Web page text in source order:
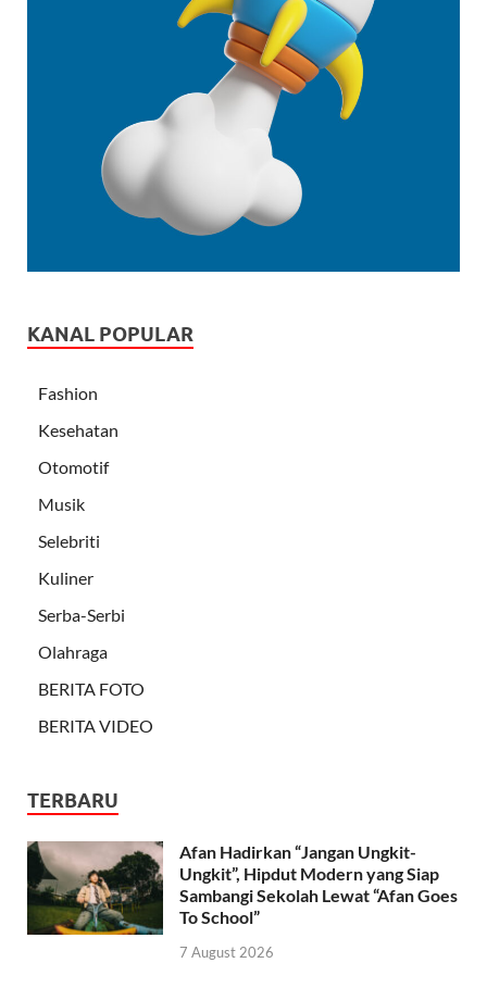
KANAL POPULAR
Fashion
Kesehatan
Otomotif
Musik
Selebriti
Kuliner
Serba-Serbi
Olahraga
BERITA FOTO
BERITA VIDEO
TERBARU
Afan Hadirkan “Jangan Ungkit-
Ungkit”, Hipdut Modern yang Siap
Sambangi Sekolah Lewat “Afan Goes
To School”
7 August 2026